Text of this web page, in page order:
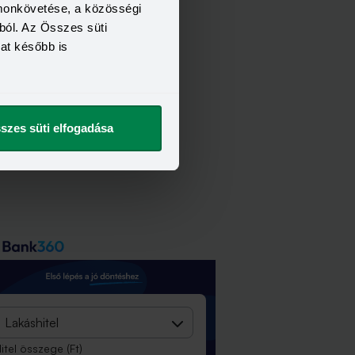
a közösségi
Az Összes süti
később is
süti elfogadása
Lakáshitel
összege (Ft)